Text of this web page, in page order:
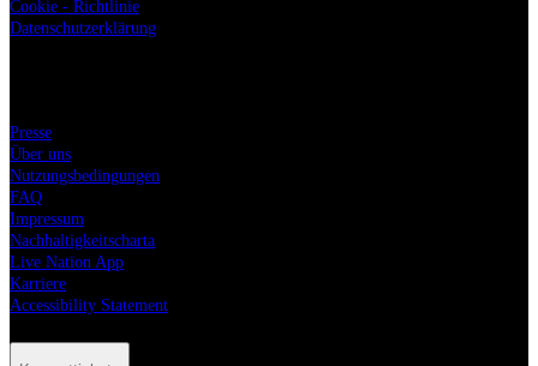
Cookie - Richtlinie
Datenschutzerklärung
Presse
Über uns
Nutzungsbedingungen
FAQ
Impressum
Nachhaltigkeitscharta
Live Nation App
Karriere
Accessibility Statement